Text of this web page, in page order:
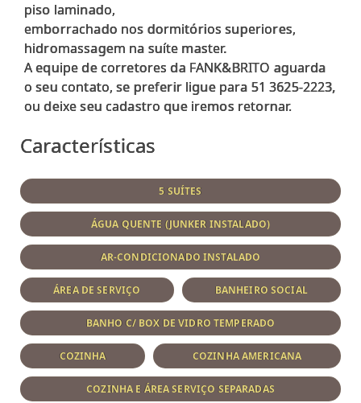
piso laminado,
emborrachado nos dormitórios superiores,
hidromassagem na suíte master.
A equipe de corretores da FANK&BRITO aguarda
o seu contato, se preferir ligue para 51 3625-2223,
Características
5 SUÍTES
ÁGUA QUENTE (JUNKER INSTALADO)
AR-CONDICIONADO INSTALADO
ÁREA DE SERVIÇO BANHEIRO SOCIAL
BANHO C/ BOX DE VIDRO TEMPERADO
COZINHA COZINHA AMERICANA
COZINHA E ÁREA SERVIÇO SEPARADAS